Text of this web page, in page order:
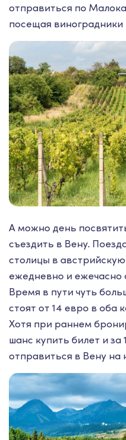
отправиться по
посещая
А можно день
съездить в Вену.
столицы в
ежедневно и ежечасно
Время в пути чуть
стоят от 14 евро в оба
Хотя при раннем
шанс купить билет и
отправиться в Вену